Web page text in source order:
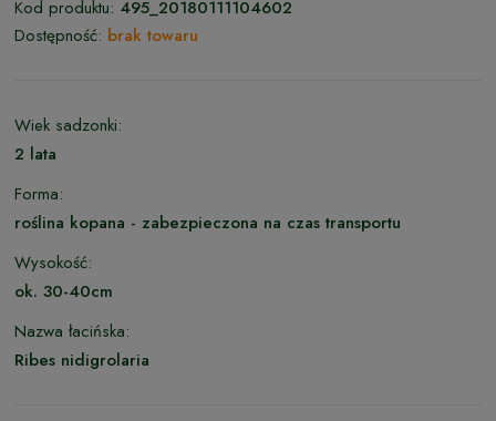
Kod produktu: 495_20180111104602
Dostępność: brak towaru
Wiek sadzonki:
2 lata
Forma:
roślina kopana - zabezpieczona na czas transportu
Wysokość:
ok. 30-40cm
Nazwa łacińska:
Ribes nidigrolaria